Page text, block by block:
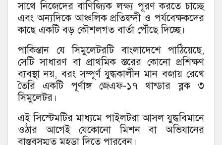
সাথে নিজেদের বাণিজ্যিক লক্ষ্য পূরণ করতে চাচ্ছে
এবং অন্যদিকে আঞ্চলিক প্রতিদ্বন্দী ও পর্যবেক্ষকদের
কাছে একটি বড় কৌশলগত বার্তা পৌঁছে দিচ্ছে।
পাকিস্তান যে সিমুলেটরটি বাংলাদেশে পাঠিয়েছে,
সেটি সাধারণ বা প্রাথমিক স্তরের কোনো প্রশিক্ষণ
ব্যবস্থা নয়, বরং সম্পূর্ণ যুদ্ধকালীন মান বজায় রেখে
তৈরি একটি পূর্ণাঙ্গ জেএফ-১৭ থান্ডার ব্লক ৩
সিমুলেটর।
এই সিস্টেমটির মাধ্যমে পাইলটরা আসল যুদ্ধবিমানে
ওঠার আগেই যেকোনো মিশন বা অভিযানের
বাস্তবসম্মত মহড়া দিতে পারবেন।